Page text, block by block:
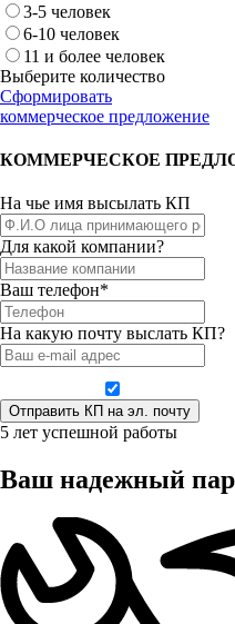
3-5 человек
6-10 человек
11 и более человек
Выберите количество
Сформировать
коммерческое предложение
КОММЕРЧЕСКОЕ
На чье имя высылать КП
Для какой компании?
Ваш телефон*
На какую почту выслать КП?
5 лет успешной работы
Ваш надежный